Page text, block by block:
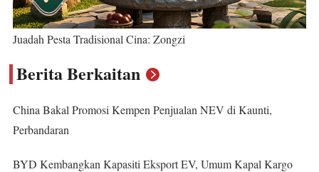
Juadah Pesta Tradisional Cina: Zongzi
Berita Berkaitan
China Bakal Promosi Kempen Penjualan NEV di Kaunti,
Perbandaran
BYD Kembangkan Kapasiti Eksport EV, Umum Kapal Kargo